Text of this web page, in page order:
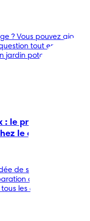
? Vous pouvez aider
tout en
jardin potager.
: le premier
le coiffeur
de sa première
avant le
les deux !